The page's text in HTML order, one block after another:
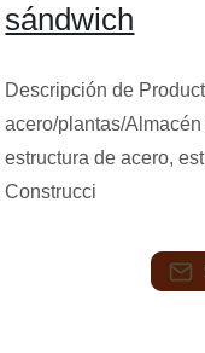
sándwich
Descripción de
acero/plantas/
estructura de acero,
Construcci